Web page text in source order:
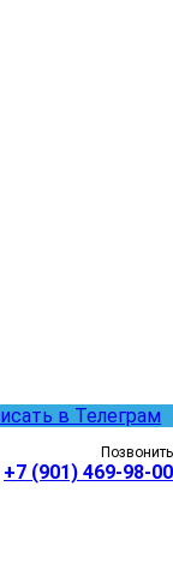
в Телеграм
Позвонить
+7 (901) 469-98-00